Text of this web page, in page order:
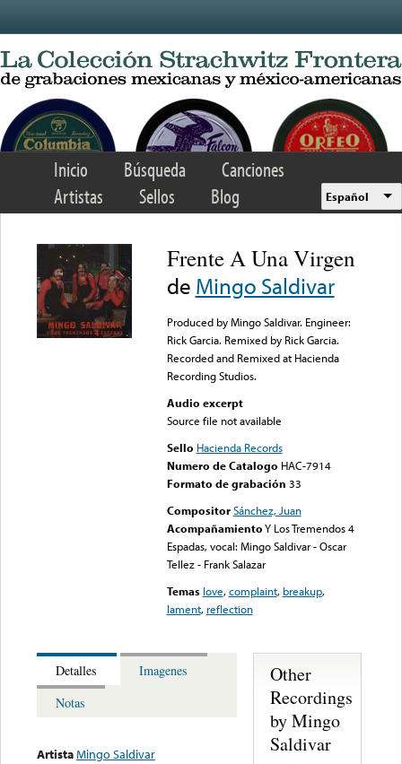
Inicio Búsqueda
Canciones
Artistas
Sellos Blog Español
Frente A Una Virgen
de Mingo Saldivar
Produced by Mingo Saldivar. Engineer:
Rick Garcia. Remixed by Rick Garcia.
Recorded and Remixed at Hacienda
Recording Studios.
Audio excerpt
Source file not available
Sello Hacienda Records
Numero de Catalogo HAC-7914
Formato de grabación 33
Compositor Sánchez, Juan
AcompañamientoY Los Tremendos 4
Espadas, vocal: Mingo Saldivar - Oscar
Tellez - Frank Salazar
Temas love,complaint, breakup,
lament, reflection
Detalles
Imagenes
Notas
ArtistaMingo Saldivar
Other
Recordings
by Mingo
Saldivar